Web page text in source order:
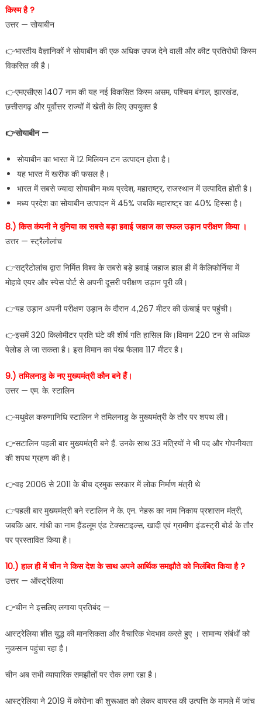
किस्म है ?
उत्तर — सोयाबीन
👉भारतीय वैज्ञानिकों ने सोयाबीन की एक अधिक उपज देने वाली और कीट प्रतिरोधी किस्म
विकसित की है।
👉एमएसीएस 1407 नाम की यह नई विकसित किस्म असम, पश्चिम बंगाल, झारखंड,
छत्तीसगढ़ और पूर्वोत्तर राज्यों में खेती के लिए उपयुक्त है
👉सोयाबीन —
सोयाबीन का भारत में 12 मिलियन टन उत्पादन होता है।
यह भारत में खरीफ की फसल है।
भारत में सबसे ज्यादा सोयाबीन मध्य प्रदेश, महाराष्ट्र, राजस्थान में उत्पादित होती है।
मध्य प्रदेश का सोयाबीन उत्पादन में 45% जबकि महाराष्ट्र का 40% हिस्सा है।
8.) किस कंपनी ने दुनिया का सबसे बड़ा हवाई जहाज का सफल उड़ान परीक्षण किया ।
उत्तर — स्ट्रैलोलांच
👉सट्रैटोलांच द्वारा निर्मित विश्व के सबसे बड़े हवाई जहाज हाल ही में कैलिफोर्निया में
मोहावे एयर और स्पेस पोर्ट से अपनी दूसरी परीक्षण उड़ान पूरी की।
👉यह उड़ान अपनी परीक्षण उड़ान के दौरान 4,267 मीटर की ऊंचाई पर पहुंची।
👉इसमें 320 किलोमीटर प्रति घंटे की शीर्ष गति हासिल कि।विमान 220 टन से अधिक
पेलोड ले जा सकता है। इस विमान का पंख फैलाव 117 मीटर है।
9.) तमिलनाडु के नए मुख्यमंत्री कौन बने हैं।
उत्तर — एम. के. स्टालिन
👉मथुवेल करुणानिधि स्टालिन ने तमिलनाडु के मुख्यमंत्री के तौर पर शपथ ली।
👉सटालिन पहली बार मुख्यमंत्री बने हैं. उनके साथ 33 मंत्र‍ियों ने भी पद और गोपनीयता
की शपथ ग्रहण की है।
👉वह 2006 से 2011 के बीच द्रमुक सरकार में लोक निर्माण मंत्री थे
👉पहली बार मुख्यमंत्री बने स्टालिन ने के. एन. नेहरू का नाम निकाय प्रशासन मंत्री,
जबकि आर. गांधी का नाम हैंडलूम एंड टेक्सटाइल्स, खादी एवं ग्रामीण इंडस्ट्री बोर्ड के तौर
पर प्रस्तावित किया है।
10.) हाल ही में चीन ने किस देश के साथ अपने आर्थिक समझौते को निलंबित किया है ?
उत्तर — ऑस्ट्रेलिया
👉चीन ने इसलिए लगाया प्रतिबंद —
आस्ट्रेलिया शीत युद्ध की मानसिकता और वैचारिक भेदभाव करते हुए । सामान्य संबंधों को
नुकसान पहुंचा रहा है।
चीन अब सभी व्यापारिक समझौतों पर रोक लगा रहा है।
आस्ट्रेलिया ने 2019 में कोरोना की शुरूआत को लेकर वायरस की उत्पत्ति के मामले में जांच